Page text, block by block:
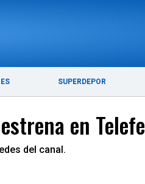
SUPERDEPOR
en Telefe
del canal.